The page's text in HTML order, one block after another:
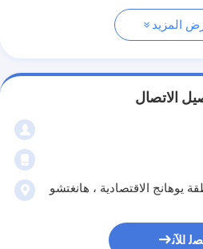
المزيد
الاتصال
يوهانج الاقتصادية ، هانغتشو
ﺍﻶﻧ